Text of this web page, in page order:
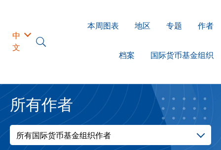
中
文
本周图表 地区 专题 作者
档案 国际货币基金组织
所有作者
所有国际货币基金组织作者